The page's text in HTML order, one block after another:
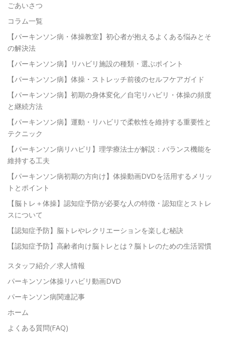
ごあいさつ
コラム一覧
【パーキンソン病・体操教室】初心者が抱えるよくある悩みとそ
の解決法
【パーキンソン病】リハビリ施設の種類・選ぶポイント
【パーキンソン病】体操・ストレッチ前後のセルフケアガイド
【パーキンソン病】初期の身体変化／自宅リハビリ・体操の頻度
と継続方法
【パーキンソン病】運動・リハビリで柔軟性を維持する重要性と
テクニック
【パーキンソン病リハビリ】理学療法士が解説：バランス機能を
維持する工夫
【パーキンソン病初期の方向け】体操動画DVDを活用するメリッ
トとポイント
【脳トレ＋体操】認知症予防が必要な人の特徴・認知症とストレ
スについて
【認知症予防】脳トレやレクリエーションを楽しむ秘訣
【認知症予防】高齢者向け脳トレとは？脳トレのための生活習慣
スタッフ紹介／求人情報
パーキンソン体操リハビリ動画DVD
パーキンソン病関連記事
ホーム
よくある質問(FAQ)